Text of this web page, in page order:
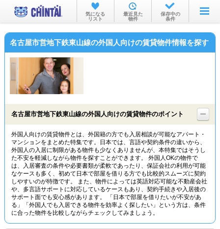
お部屋を探す
沿線・駅から
物件特集から
TOP
気になる
リスト
最近見た
物件
保存中の
条件
名古屋市営地下鉄東山線の外国人向けの賃貸物件情報を探す
名古屋市営地下鉄東山線の外国人向けの賃貸物件のポイント
外国人向けの賃貸物件とは、外国籍の方でも入居相談が可能なアパート・
マンションをまとめた特集です。日本では、言語や契約条件の違いから、
外国人の入居に制限がある物件も少なくありませんが、本特集ではそうし
た不安を軽減しながら物件を探すことができます。 外国人OKの物件で
は、入居審査の条件や必要書類が柔軟であったり、保証会社の利用が可能
なケースも多く、初めて日本で部屋を借りる方でも比較的スムーズに契約
しやすいのが特徴です。 また、物件によっては英語対応可能な不動産会社
や、多言語サポートに対応しているケースもあり、契約手続きや入居後の
サポート面でも安心感があります。 「日本で部屋を借りたいが不安があ
る」「外国人でも入居できる物件を効率よく探したい」という方は、条件
に合った物件を比較しながらチェックしてみましょう。